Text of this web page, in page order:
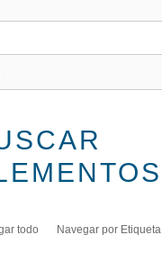
todo Navegar por Etiqueta